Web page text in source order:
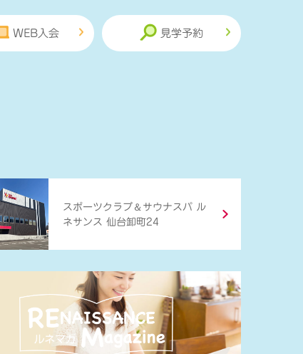
WEB入会 見学予約
スポーツクラブ ＆ サウナスパ ル
ネサンス 仙台卸町24